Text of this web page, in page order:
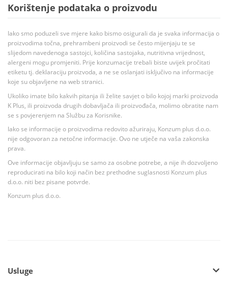
Korištenje podataka o proizvodu
Iako smo poduzeli sve mjere kako bismo osigurali da je svaka informacija o
proizvodima točna, prehrambeni proizvodi se često mijenjaju te se
slijedom navedenoga sastojci, količina sastojaka, nutritivna vrijednost,
alergeni mogu promjeniti. Prije konzumacije trebali biste uvijek pročitati
etiketu tj. deklaraciju proizvoda, a ne se oslanjati isključivo na informacije
koje su objavljene na web stranici.
Ukoliko imate bilo kakvih pitanja ili želite savjet o bilo kojoj marki proizvoda
K Plus, ili proizvoda drugih dobavljača ili proizvođača, molimo obratite nam
se s povjerenjem na Službu za Korisnike.
Iako se informacije o proizvodima redovito ažuriraju, Konzum plus d.o.o.
nije odgovoran za netočne informacije. Ovo ne utječe na vaša zakonska
prava.
Ove informacije objavljuju se samo za osobne potrebe, a nije ih dozvoljeno
reproducirati na bilo koji način bez prethodne suglasnosti Konzum plus
d.o.o. niti bez pisane potvrde.
Konzum plus d.o.o.
Usluge